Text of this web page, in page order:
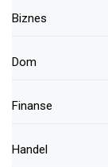
Biznes
Dom
Finanse
Handel